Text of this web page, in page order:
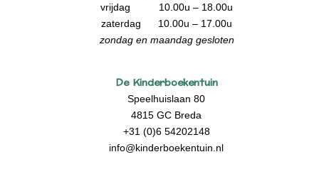
vrijdag 10.00u – 18.00u
zaterdag 10.00u – 17.00u
zondag en maandag gesloten
De Kinderboekentuin
Speelhuislaan 80
4815 GC Breda
+31 (0)6 54202148
info@kinderboekentuin.nl